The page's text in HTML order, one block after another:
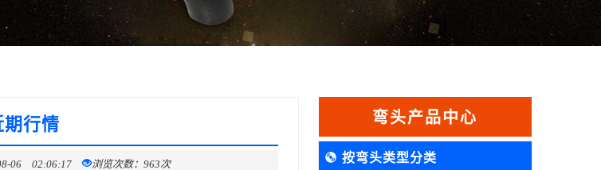
行情
06 02:06:17 浏览次数：963次
弯头产品中心
按弯头类型分类